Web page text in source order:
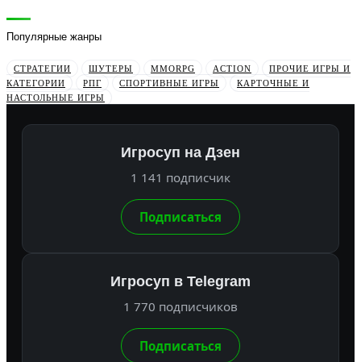
Популярные жанры
СТРАТЕГИИ ШУТЕРЫ MMORPG ACTION
ПРОЧИЕ ИГРЫ И
КАТЕГОРИИ
РПГ СПОРТИВНЫЕ ИГРЫ
КАРТОЧНЫЕ И
НАСТОЛЬНЫЕ ИГРЫ
Игросуп на Дзен
1 141 подписчик
Подписаться
Игросуп в Telegram
1 770 подписчиков
Подписаться